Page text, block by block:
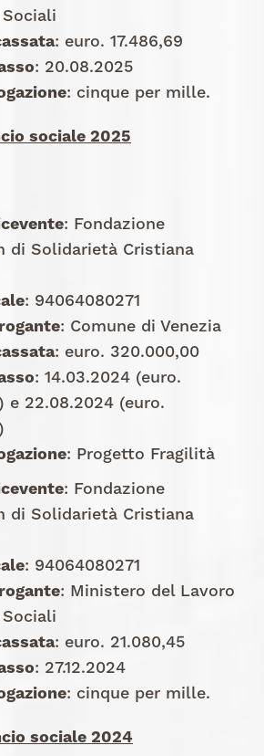
: euro. 17.486,69
: 20.08.2025
: cinque per mille.
sociale 2025
: Fondazione
di Solidarietà Cristiana
: 94064080271
: Comune di Venezia
: euro. 320.000,00
: 14.03.2024 (euro.
e 22.08.2024 (euro.
: Progetto Fragilità
: Fondazione
di Solidarietà Cristiana
: 94064080271
: Ministero del Lavoro
: euro. 21.080,45
: 27.12.2024
: cinque per mille.
sociale 2024